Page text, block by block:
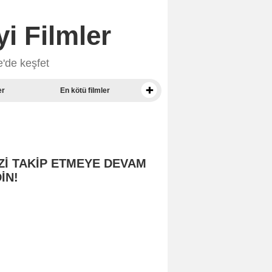
Filmler
keşfet
En kötü filmler
TAKİP ETMEYE DEVAM